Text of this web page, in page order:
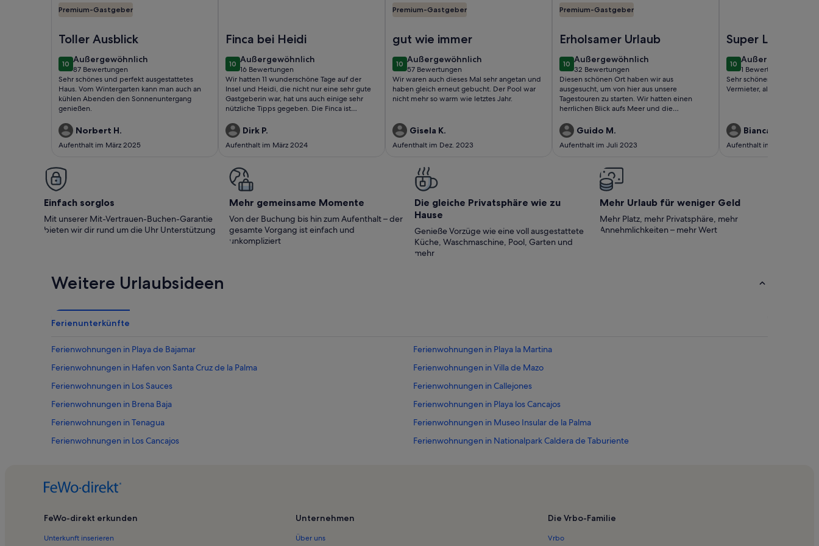
Premium-Gastgeber
Toller Ausblick
1010 von 10
Außergewöhnlich
außergewöhnlich
87 Bewertungen
(87
bewertungen)
Sehr schönes und perfekt ausgestattetes
Haus. Vom Wintergarten kann man auch an
kühlen Abenden den Sonnenuntergang
genießen.
Norbert H.
Aufenthalt im März 2025
Finca bei Heidi
1010 von 10
Außergewöhnlich
außergewöhnlich
16 Bewertungen
(16
bewertungen)
Wir hatten 11 wunderschöne Tage auf der
Insel und Heidi, die nicht nur eine sehr gute
Gastgeberin war, hat uns auch einige sehr
nützliche Tipps gegeben. Die Finca ist
hatten wir ein bisschen Pech mit dem WC,
dass wir ein paar Tage nicht nutzen konnten!
Dirk P.
Aufenthalt im März 2024
Premium-Gastgeber
gut wie immer
1010 von 10
Außergewöhnlich
außergewöhnlich
57 Bewertungen
(57
bewertungen)
Wir waren auch dieses Mal sehr angetan und
haben gleich erneut gebucht. Der Pool war
nicht mehr so warm wie letztes Jahr.
Gisela K.
Aufenthalt im Dez. 2023
Premium-Gastgeber
Erholsamer Urlaub
1010 von 10
Außergewöhnlich
außergewöhnlich
32 Bewertungen
(32
bewertungen)
Diesen schönen Ort haben wir aus
ausgesucht, um von hier aus unsere
Tagestouren zu starten. Wir hatten einen
herrlichen Blick aufs Meer und die
draußen gefrühstückt, und Abend bei
Sonnenuntergang gegessen. Der Blick auf
den Sonnenuntergang von der Terrasse aus
Finca. Dankeschön für den schönen
Guido M.
Aufenthalt im Juli 2023
Super Lage,
gut zu erreichen
1010 von 10
Außergewöhnlich
außergewöhnlich
1 Bewertung
(1
bewertung)
Sehr schönes Ferienhaus,
Vermieter, alles bestens
Bianca B.
Aufenthalt im Apr. 2022
Einfach sorglos
Mit unserer Mit-Vertrauen-Buchen-Garantie
bieten wir dir rund um die Uhr Unterstützung
Mehr gemeinsame Momente
Von der Buchung bis hin zum Aufenthalt – der
gesamte Vorgang ist einfach und
unkompliziert
Die gleiche Privatsphäre wie zu
Hause
Genieße Vorzüge wie eine voll ausgestattete
Küche, Waschmaschine, Pool, Garten und
mehr
Mehr Urlaub für weniger Geld
Mehr Platz, mehr Privatsphäre, mehr
Annehmlichkeiten – mehr Wert
Weitere Urlaubsideen
Ferienunterkünfte
Ferienwohnungen in Playa de Bajamar
Ferienwohnungen in Playa la Martina
Ferienwohnungen in Hafen von Santa Cruz de la Palma
Ferienwohnungen in Villa de Mazo
Ferienwohnungen in Los Sauces
Ferienwohnungen in Callejones
Ferienwohnungen in Brena Baja
Ferienwohnungen in Playa los Cancajos
Ferienwohnungen in Tenagua
Ferienwohnungen in Museo Insular de la Palma
Ferienwohnungen in Los Cancajos
Ferienwohnungen in Nationalpark Caldera de Taburiente
Ferienwohnungen in El Pueblo
Ferienwohnungen in Ledas de Arriba
Ferienwohnungen in Santa Cruz de la Palma
FeWo-direkt erkunden
Unterkunft inserieren
Unternehmen
Über uns
Die Vrbo-Familie
Vrbo